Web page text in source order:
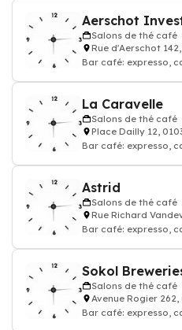
Aerschot
Salons de thé café
Rue d'Aerschot 142,
Bar café: expresso,
La Caravelle
Salons de thé café
Place Dailly 12,
Bar café: expresso,
Astrid
Salons de thé café
Rue Richard
Bar café: expresso,
Sokol
Salons de thé café
Avenue Rogier 262,
Bar café: expresso,